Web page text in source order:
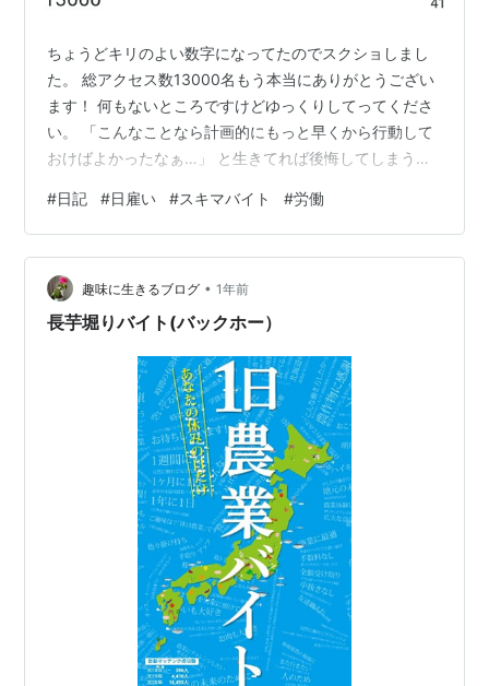
ちょうどキリのよい数字になってたのでスクショしまし
た。 総アクセス数13000名もう本当にありがとうござい
ます！ 何もないところですけどゆっくりしてってくださ
い。 「こんなことなら計画的にもっと早くから行動して
おけばよかったなぁ…」 と生きてれば後悔してしまうこ
褒めてる。突発的すぎて計画性のかけらもありません
が。思ってたようなスケジュールで物事が進まず、日雇
い労働をはじめてみただけの話です。 退職してから早2
ヶ月(気持ちとしてはまだ2ヶ月なんだって感覚)、暇な日
を上手く過ごせてないし、そろそろ労働を体に思い出さ
#日記 #日雇い #スキマバイト #労働
趣味に生きるブログ • 1年前
長芋堀りバイト(バックホー）